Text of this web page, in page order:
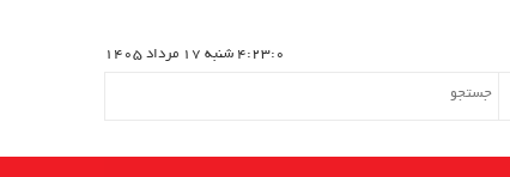
4:23:1 شنبه 17 مرداد 1405